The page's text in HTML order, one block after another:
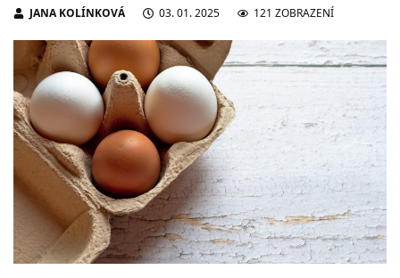
JANA KOLÍNKOVÁ 03. 01. 2025 121 ZOBRAZENÍ